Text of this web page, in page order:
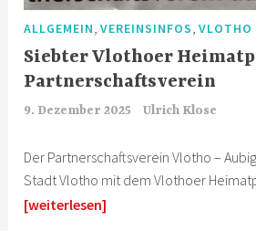
ALLGEMEIN ,VEREINSINFOS ,VLOTHO
Siebter Vlothoer
Partnerschaftsverein
9. Dezember 2025 Ulrich Klose
Der Partnerschaftsverein Vlotho –
Stadt Vlotho mit dem Vlothoer
[weiterlesen]